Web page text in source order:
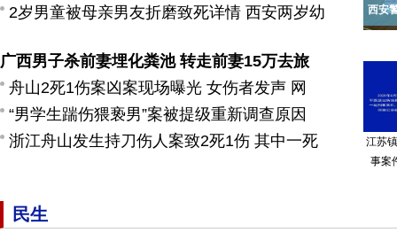
2岁男童被母亲男友折磨致死详情 西安两岁幼
西安
广西男子杀前妻埋化粪池 转走前妻15万去旅
舟山2死1伤案凶案现场曝光 女伤者发声 网
“男学生踹伤猥亵男”案被提级重新调查原因
浙江舟山发生持刀伤人案致2死1伤 其中一死
江苏
事案
民生